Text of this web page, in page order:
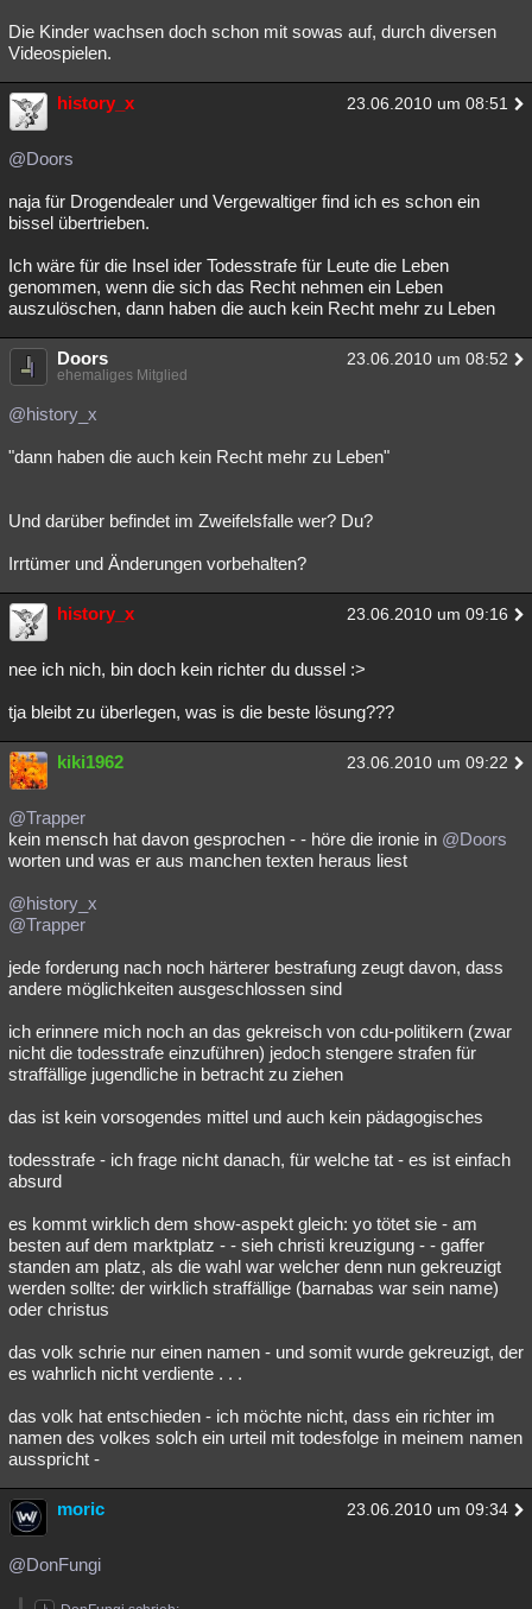
Die Kinder wachsen doch schon mit sowas auf, durch diversen
Videospielen.
history_x 23.06.2010 um 08:51
@Doors
naja für Drogendealer und Vergewaltiger find ich es schon ein
bissel übertrieben.
Ich wäre für die Insel ider Todesstrafe für Leute die Leben
genommen, wenn die sich das Recht nehmen ein Leben
auszulöschen, dann haben die auch kein Recht mehr zu Leben
Doors 23.06.2010 um 08:52
ehemaliges Mitglied
@history_x
"dann haben die auch kein Recht mehr zu Leben"
Und darüber befindet im Zweifelsfalle wer? Du?
Irrtümer und Änderungen vorbehalten?
history_x 23.06.2010 um 09:16
nee ich nich, bin doch kein richter du dussel :>
tja bleibt zu überlegen, was is die beste lösung???
kiki1962 23.06.2010 um 09:22
@Trapper
kein mensch hat davon gesprochen - - höre die ironie in @Doors
worten und was er aus manchen texten heraus liest
@history_x
@Trapper
jede forderung nach noch härterer bestrafung zeugt davon, dass
andere möglichkeiten ausgeschlossen sind
ich erinnere mich noch an das gekreisch von cdu-politikern (zwar
nicht die todesstrafe einzuführen) jedoch stengere strafen für
straffällige jugendliche in betracht zu ziehen
das ist kein vorsogendes mittel und auch kein pädagogisches
todesstrafe - ich frage nicht danach, für welche tat - es ist einfach
absurd
es kommt wirklich dem show-aspekt gleich: yo tötet sie - am
besten auf dem marktplatz - - sieh christi kreuzigung - - gaffer
standen am platz, als die wahl war welcher denn nun gekreuzigt
werden sollte: der wirklich straffällige (barnabas war sein name)
oder christus
das volk schrie nur einen namen - und somit wurde gekreuzigt, der
es wahrlich nicht verdiente . . .
das volk hat entschieden - ich möchte nicht, dass ein richter im
namen des volkes solch ein urteil mit todesfolge in meinem namen
ausspricht -
moric 23.06.2010 um 09:34
@DonFungi